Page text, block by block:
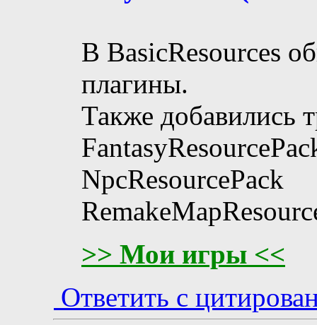
В BasicResources
плагины.
Также добавились
NpcResourcePack
>> Мои игры <<
Ответить с